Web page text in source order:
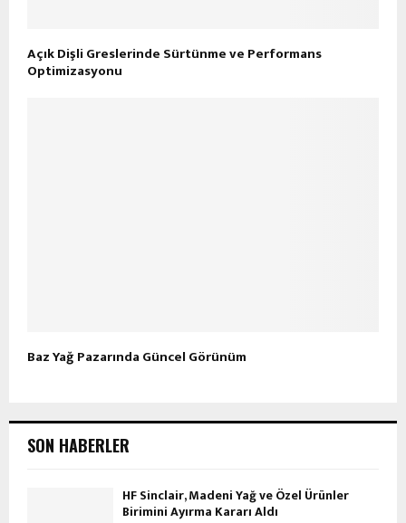
Açık Dişli Greslerinde Sürtünme ve Performans
Optimizasyonu
Baz Yağ Pazarında Güncel Görünüm
SON HABERLER
HF Sinclair, Madeni Yağ ve Özel Ürünler
Birimini Ayırma Kararı Aldı